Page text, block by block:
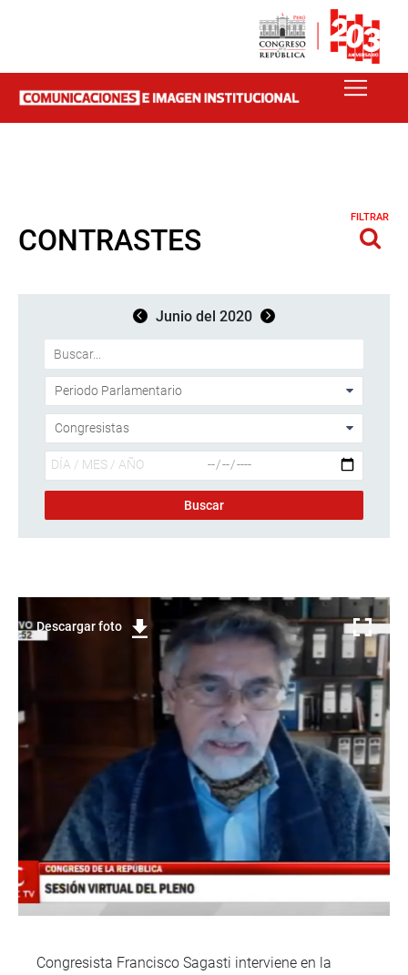
CONTRASTES
FILTRAR
Junio del 2020
Descargar foto
Congresista Francisco Sagasti interviene en la